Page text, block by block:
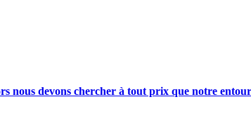
nous devons chercher à tout prix que notre